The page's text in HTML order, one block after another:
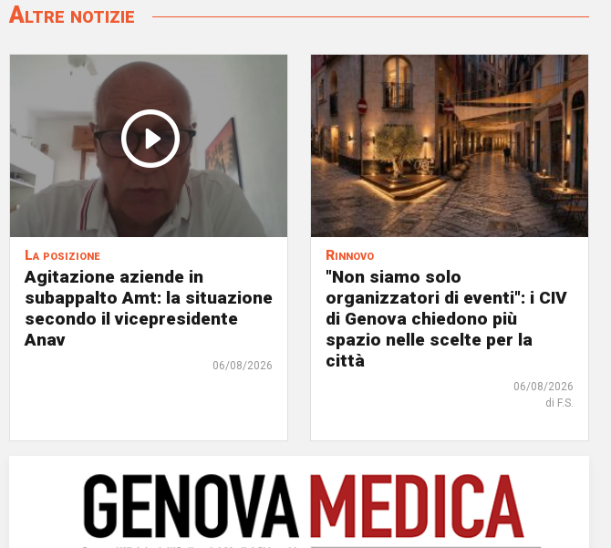
Altre notizie
La posizione
Agitazione aziende in
subappalto Amt: la situazione
secondo il vicepresidente
Anav
06/08/2026
Rinnovo
"Non siamo solo
organizzatori di eventi": i CIV
di Genova chiedono più
spazio nelle scelte per la
città
06/08/2026
di F.S.